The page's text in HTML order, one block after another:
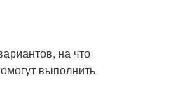
на что
выполнить